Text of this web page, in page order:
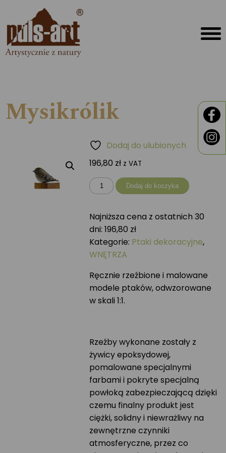
Mysikrólik
196,80 zł z VAT
ilość
Mysikrólik
Dodaj do koszyka
Dodaj do ulubionych
Najniższa cena z ostatnich 30
dni: 196,80 zł
Kategorie: Ptaki dekoracyjne,
WNĘTRZA
Ręcznie rzeźbione i malowane
modele ptaków, odwzorowane
w skali 1:1.
Rzeźby wykonane zostały z
żywicy epoksydowej,
pomalowane specjalnymi
farbami i pokryte specjalną
powłoką zabezpieczającą dzięki
czemu finalny produkt jest
ciężki, solidny i niewrażliwy na
zewnętrzne czynniki
atmosferyczne, przez co